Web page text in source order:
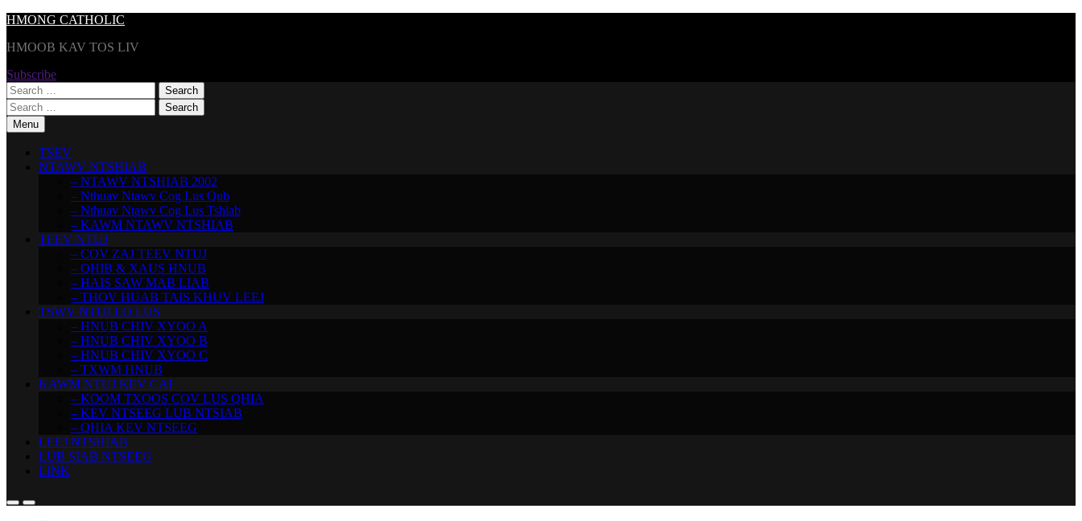
Skip
content
HMONG CATHOLIC
HMOOB KAV TOS LIV
Subscribe
Search
for:
Search
for:Menu
TSEV
NTAWV NTSHIAB
– NTAWV NTSHIAB 2002
– Nthuav Ntawv Cog Lus Qub
– Nthuav Ntawv Cog Lus Tshiab
– KAWM NTAWV NTSHIAB
TEEV NTUJ
– COV ZAJ TEEV NTUJ
– QHIB & XAUS HNUB
– HAIS SAW MAB LIAB
– THOV HUAB TAIS KHUV LEEJ
TSWV NTUJ LO LUS
– HNUB CHIV XYOO A
– HNUB CHIV XYOO B
– HNUB CHIV XYOO C
– TXWM HNUB
KAWM NTUJ KEV CAI
– KOOM TXOOS COV LUS QHIA
– KEV NTSEEG LUB NTSIAB
– QHIA KEV NTSEEG
LEEJ NTSHIAB
LUB SIAB NTSEEG
LINK